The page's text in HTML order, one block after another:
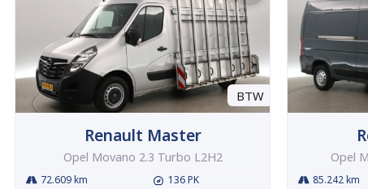
BTW
Renault Master
Opel Movano 2.3 Turbo L2H2
72.609 km
136 PK
Opel
85.242 km